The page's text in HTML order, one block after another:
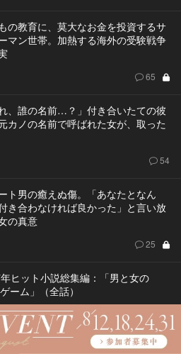
の教育に、莫大なお金を投資するサ
マン世帯。加熱する海外の受験戦争
65
れ、誰の名前…？」付き合いたての彼
カノの名前で呼ばれた女が、取った
54
ト男の癒えぬ傷。「あなたとなん
き合わなければ良かった」と言い放
の真意
25
ヒット小説総集編：「男と女の
ーム」（全話）
1